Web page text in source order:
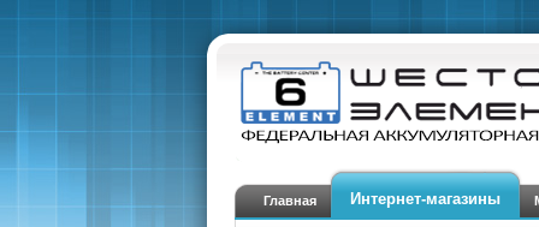
Главная Интернет-магазины